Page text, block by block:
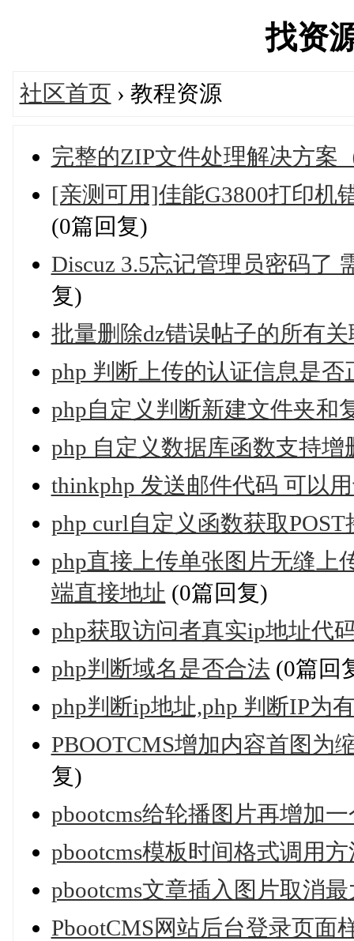
找资
社区首页 › 教程资源
完整的ZIP文件处理解决方案
[亲测可用]佳能G3800打印机
(0篇回复)
Discuz 3.5忘记管理员密码了
复)
批量删除dz错误帖子的所有
php 判断上传的认证信息是否
php自定义判断新建文件夹和
php 自定义数据库函数支持增
thinkphp 发送邮件代码 可以
php curl自定义函数获取POST
php直接上传单张图片无缝上
端直接地址 (0篇回复)
php获取访问者真实ip地址代
php判断域名是否合法 (0篇回
php判断ip地址,php 判断IP为
PBOOTCMS增加内容首图为
复)
pbootcms给轮播图片再增加
pbootcms模板时间格式调用
pbootcms文章插入图片取消
PbootCMS网站后台登录页面